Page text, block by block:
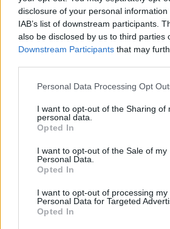
disclosure of your personal
IAB’s list of downstream participants.
also be disclosed by us to third parties
Downstream Participants that may
Personal Data Processing Opt
I want to opt-out of the Sharing of
personal data.
Opted In
I want to opt-out of the Sale of my
Personal Data.
Opted In
I want to opt-out of processing my
Personal Data for Targeted
Opted In
за хиени
II:
оранжев​
2
5